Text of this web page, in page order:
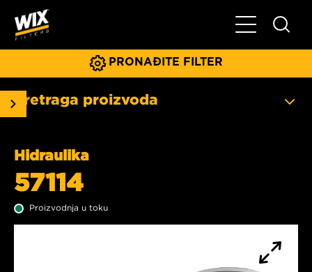
Glavni meni
PRONAĐITE FILTER
Pretraga proizvoda
Hidraulika
57114
Proizvodnja u toku